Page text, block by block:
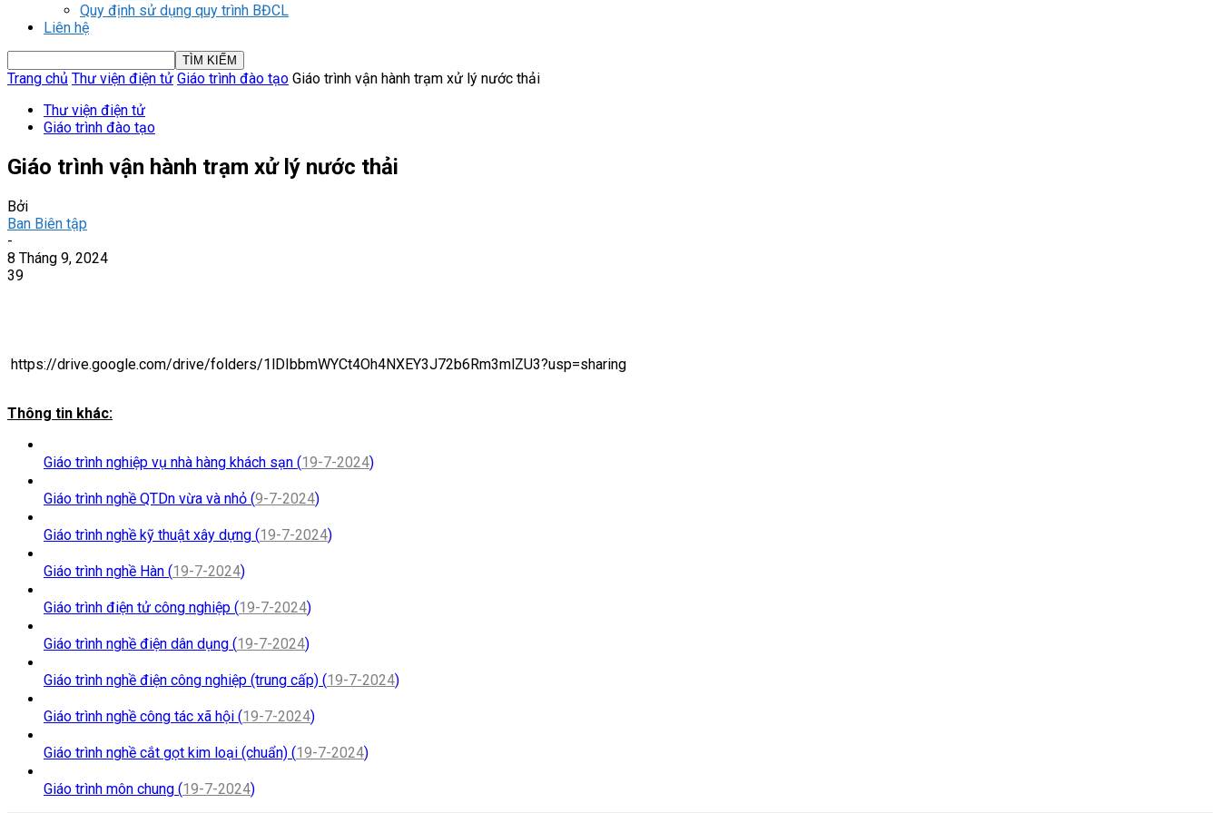
Quy định sử dụng quy trình BĐCL
Liên hệ
Trang chủ Thư viện điện tử Giáo trình đào tạo Giáo trình vận hành trạm xử lý nước thải
Thư viện điện tử
Giáo trình đào tạo
Giáo trình vận hành trạm xử lý nước thải
Bởi
Ban Biên tập
-
8 Tháng 9, 2024
39
https://drive.google.com/drive/folders/1lDIbbmWYCt4Oh4NXEY3J72b6Rm3mlZU3?usp=sharing
Thông tin khác:
Giáo trình nghiệp vụ nhà hàng khách sạn (19-7-2024)
Giáo trình nghề QTDn vừa và nhỏ (9-7-2024)
Giáo trình nghề kỹ thuật xây dựng (19-7-2024)
Giáo trình nghề Hàn (19-7-2024)
Giáo trình điện tử công nghiệp (19-7-2024)
Giáo trình nghề điện dân dụng (19-7-2024)
Giáo trình nghề điện công nghiệp (trung cấp) (19-7-2024)
Giáo trình nghề công tác xã hội (19-7-2024)
Giáo trình nghề cắt gọt kim loại (chuẩn) (19-7-2024)
Giáo trình môn chung (19-7-2024)